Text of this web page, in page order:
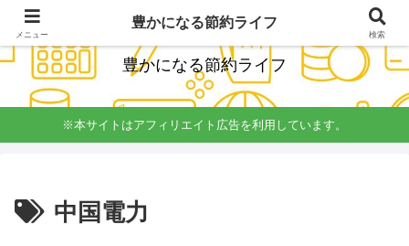
経理簿記の知識をいかし楽しく無理しない節約を発信
豊かになる節約ライフ
※本サイトはアフィリエイト広告を利用しています。
中国電力
メニュー
豊かになる節約ライフ
検索